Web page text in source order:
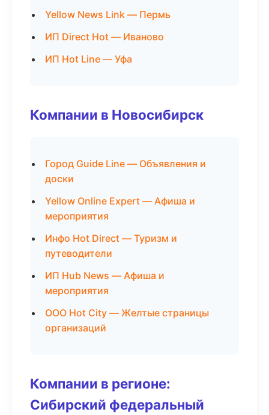
Yellow News Link — Пермь
ИП Direct Hot — Иваново
ИП Hot Line — Уфа
Компании в Новосибирск
Город Guide Line — Объявления и
доски
Yellow Online Expert — Афиша и
мероприятия
Инфо Hot Direct — Туризм и
путеводители
ИП Hub News — Афиша и
мероприятия
ООО Hot City — Желтые страницы
организаций
Компании в регионе:
Сибирский федеральный